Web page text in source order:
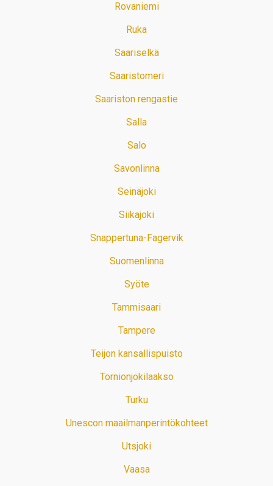
Rovaniemi
Ruka
Saariselkä
Saaristomeri
Saariston rengastie
Salla
Salo
Savonlinna
Seinäjoki
Siikajoki
Snappertuna-Fagervik
Suomenlinna
Syöte
Tammisaari
Tampere
Teijon kansallispuisto
Tornionjokilaakso
Turku
Unescon maailmanperintökohteet
Utsjoki
Vaasa